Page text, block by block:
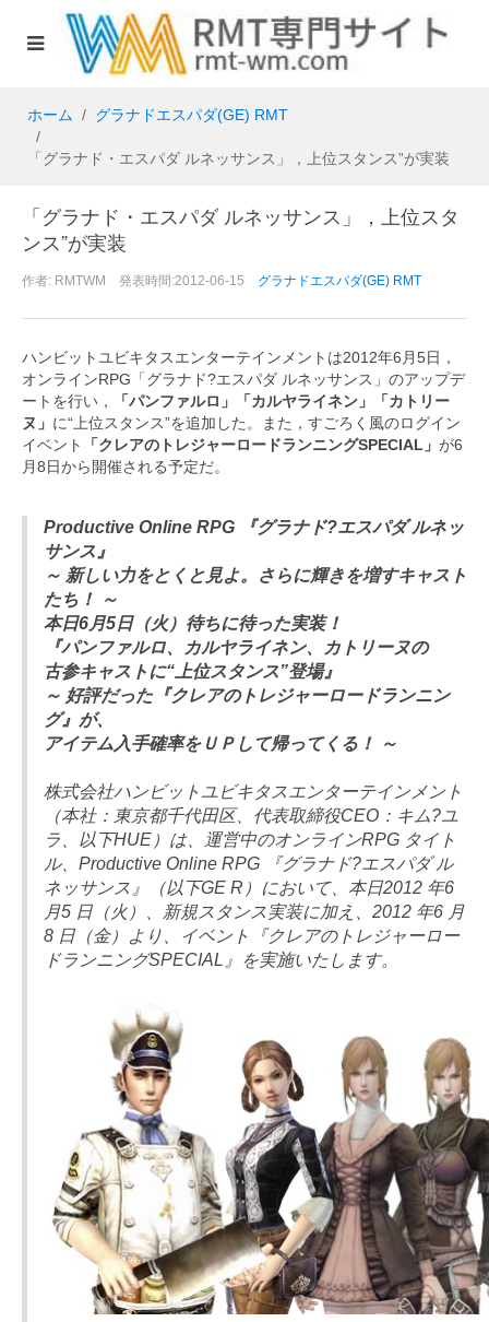
ホーム グラナドエスパダ(GE) RMT
「グラナド・エスパダ ルネッサンス」，上位スタンス”が実装
「グラナド・エスパダ ルネッサンス」，上位スタ
ンス”が実装
作者: RMTWM 発表時間:2012-06-15 グラナドエスパダ(GE) RMT
ハンビットユビキタスエンターテインメントは2012年6月5日，
オンラインRPG「グラナド?エスパダ ルネッサンス」のアップデ
ートを行い，
「パンファルロ」「カルヤライネン」「カトリー
ヌ」 に“上位スタンス”を追加した。また，すごろく風のログイン
イベント
「クレアのトレジャーロードランニングSPECIAL」 が6
月8日から開催される予定だ。
Productive Online RPG 『グラナド?エスパダ ルネッ
サンス』
～ 新しい力をとくと見よ。さらに輝きを増すキャスト
たち！ ～
本日6月5日（火）待ちに待った実装！
『パンファルロ、カルヤライネン、カトリーヌの
古参キャストに“上位スタンス”登場』
～ 好評だった『クレアのトレジャーロードランニン
グ』が、
アイテム入手確率をＵＰして帰ってくる！ ～
株式会社ハンビットユビキタスエンターテインメント
（本社：東京都千代田区、代表取締役CEO：キム?ユ
ラ、以下HUE）は、運営中のオンラインRPG タイト
ル、Productive Online RPG 『グラナド?エスパダ ル
ネッサンス』（以下GE R）において、本日2012 年6
月5 日（火）、新規スタンス実装に加え、2012 年6 月
8 日（金）より、イベント『クレアのトレジャーロー
ドランニングSPECIAL』を実施いたします。